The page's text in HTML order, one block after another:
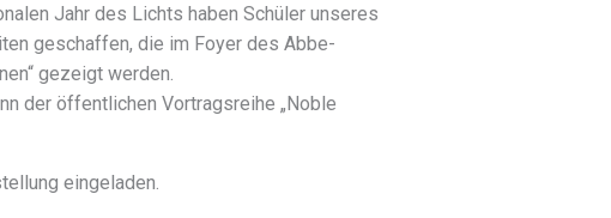
Jahr des Lichts haben Schüler unseres
geschaffen, die im Foyer des Abbe-
gezeigt werden.
der öffentlichen Vortragsreihe „Noble
eingeladen.